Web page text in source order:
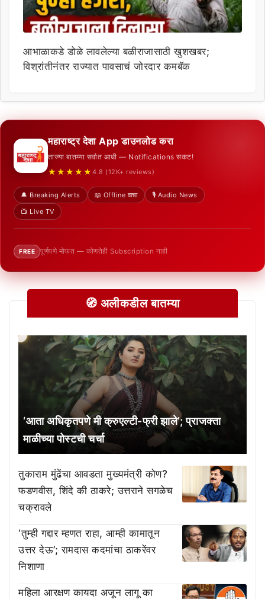
आभाळाकडे डोळे लावलेल्या बळीराजासाठी खुशखबर;
विश्रांतीनंतर राज्यात पावसाचं जोरदार कमबॅक
महाराष्ट्र देशा App डाउनलोड करा
ताज्या बातम्या सर्वात आधी — Notifications सकट!
★★★★★ 4.8 (12K+ reviews)
🔔 Breaking Alerts 📖 Offline वाचा
🎙️ Audio News
📺 Live TV
FREE पूर्णपणे मोफत — कोणतेही Subscription नाही
🧭 अलीकडील बातम्या
‘आता अधिकृतपणे मी क्रुएल्टी-फ्री झाले’; प्राजक्ता
माळीच्या पोस्टची चर्चा
तुकाराम मुंढेंचा आवडता मुख्यमंत्री कोण?
फडणवीस, शिंदे की ठाकरे; उत्तराने सगळेच
चक्रावले
‘तुम्ही गद्दार म्हणत राहा, आम्ही कामातून
उत्तर देऊ’; रामदास कदमांचा ठाकरेंवर
निशाणा
महिला आरक्षण कायदा अजून लागू का